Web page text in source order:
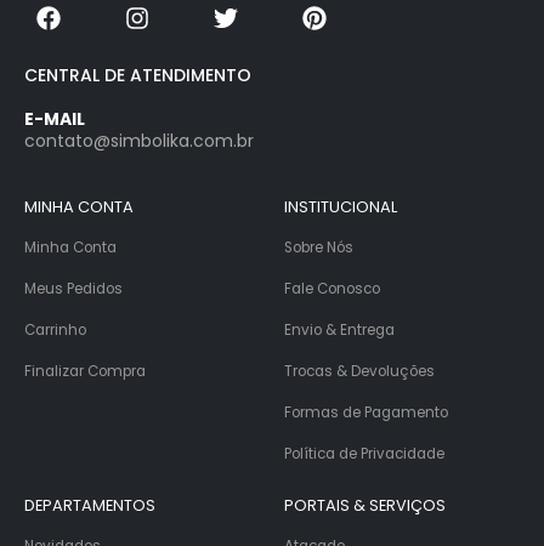
CENTRAL DE ATENDIMENTO
E-MAIL
contato@simbolika.com.br
MINHA CONTA
Minha Conta
Meus Pedidos
Carrinho
Finalizar Compra
INSTITUCIONAL
Sobre Nós
Fale Conosco
Envio & Entrega
Trocas & Devoluções
Formas de Pagamento
Política de Privacidade
DEPARTAMENTOS PORTAIS & SERVIÇOS